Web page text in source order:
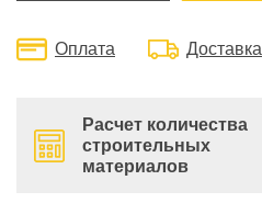
Оплата Доставка
Расчет количества
строительных
материалов